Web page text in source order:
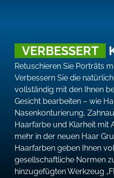
VERBESSERT
Retuschieren Sie Porträts
Verbessern Sie die
vollständig mit den Ihnen
Gesicht bearbeiten – wie
Nasenkonturierung,
Haarfarbe und Klarheit mit
mehr in der neuen Haar
Haarfarben geben Ihnen
gesellschaftliche Normen
hinzugefügten Werkzeug